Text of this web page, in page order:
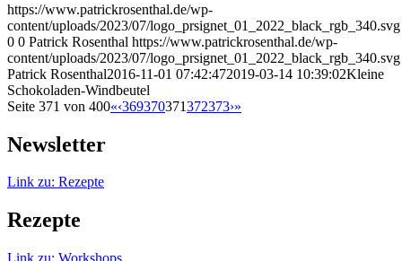
https://www.patrickrosenthal.de/wp-
content/uploads/2023/07/logo_prsignet_01_2022_black_rgb_340.svg
0 0 Patrick Rosenthal https://www.patrickrosenthal.de/wp-
content/uploads/2023/07/logo_prsignet_01_2022_black_rgb_340.svg
Patrick Rosenthal2016-11-01 07:42:472019-03-14 10:39:02Kleine
Schokoladen-Windbeutel
Seite 371 von 400«‹369370371372373›»
Newsletter
Link zu: Rezepte
Rezepte